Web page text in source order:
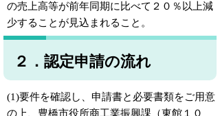
の売上高等が前年同期に比べて２０％以上減
少することが見込まれること。
２．認定申請の流れ
(1)要件を確認し、申請書と必要書類をご用意
の上、 豊橋市役所商工業振興課（東館１０